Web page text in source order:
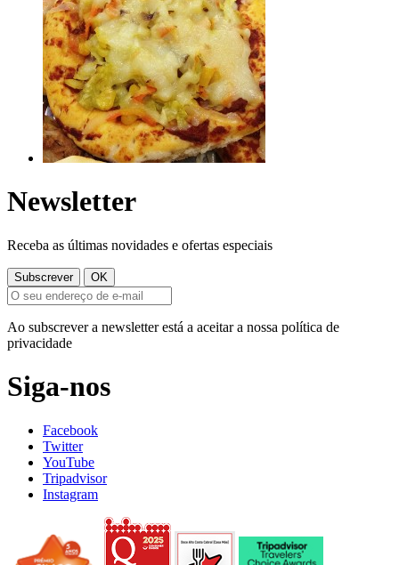
Newsletter
Receba as últimas novidades e ofertas especiais
Ao subscrever a newsletter está a aceitar a nossa política de
privacidade
Siga-nos
Facebook
Twitter
YouTube
Tripadvisor
Instagram